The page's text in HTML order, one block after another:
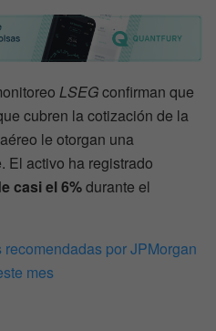
LSEGconfirman que
cubren la cotización de la
le otorgan una
El activo ha registrado
casi el 6%durante el
por JPMorgan
mes